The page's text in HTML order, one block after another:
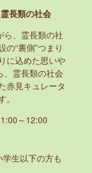
長類の社会
ら、霊長類の社
の“裏側”つまり
に込めた思いや
、霊長類の社会
赤見キュレータ
～12:00
生以下の方も